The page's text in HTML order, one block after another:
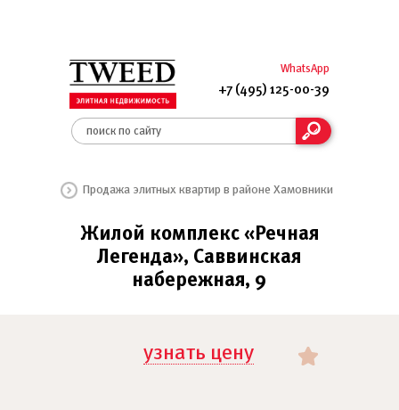
WhatsApp
+7 (495) 125-00-39
Продажа элитных квартир в районе Хамовники
Жилой комплекс «Речная
Легенда», Саввинская
набережная, 9
узнать цену